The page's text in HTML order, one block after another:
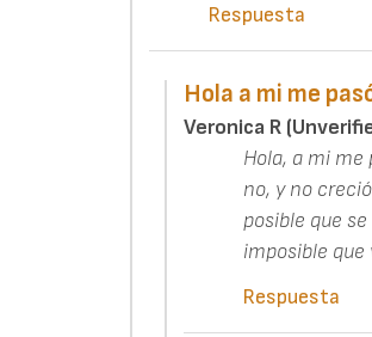
Respuesta
Hola a mi me
Veronica R
Hola, a mi me
no, y no
posible que
imposible
Respuesta